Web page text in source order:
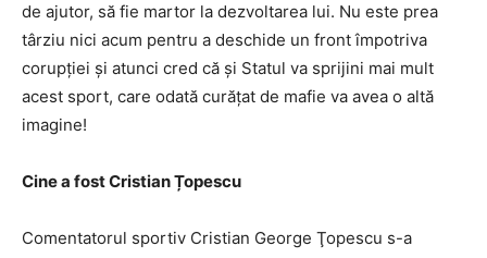
de ajutor, să fie martor la dezvoltarea lui. Nu este prea
târziu nici acum pentru a deschide un front împotriva
corupţiei şi atunci cred că şi Statul va sprijini mai mult
acest sport, care odată curăţat de mafie va avea o altă
imagine!
Cine a fost Cristian Țopescu
Comentatorul sportiv Cristian George Ţopescu s-a